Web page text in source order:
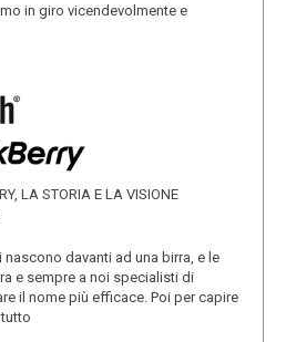
in giro vicendevolmente e
LA STORIA E LA VISIONE
davanti ad una birra, e le
e sempre a noi specialisti di
il nome più efficace. Poi per capire